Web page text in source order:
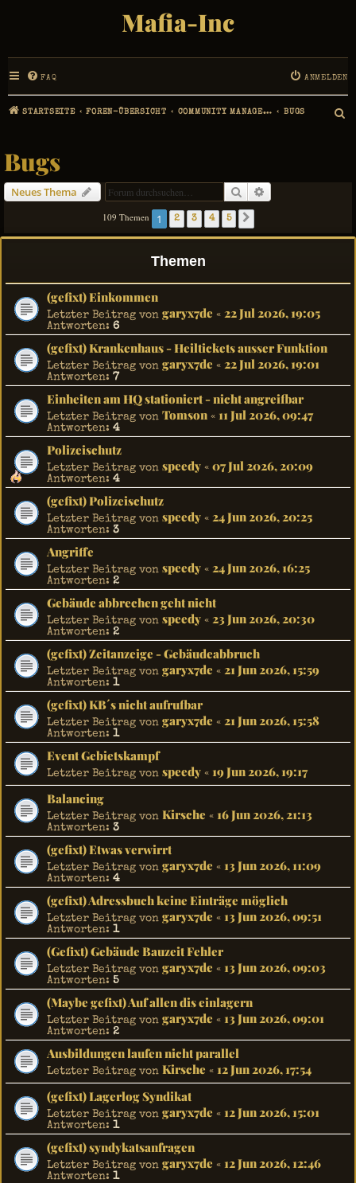
Mafia-Inc
FAQ ANMELDEN
STARTSEITE FOREN-ÜBERSICHT COMMUNITY MANAGEMENT BUGS
Bugs
Neues Thema Suche
109 Themen 1 2 3 4 5
Themen
(gefixt) Einkommen
Letzter Beitrag von garyx7de « 22 Jul 2026, 19:05
Antworten: 6
(gefixt) Krankenhaus - Heiltickets ausser Funktion
Letzter Beitrag von garyx7de « 22 Jul 2026, 19:01
Antworten: 7
Einheiten am HQ stationiert - nicht angreifbar
Letzter Beitrag von Tomson « 11 Jul 2026, 09:47
Antworten: 4
Polizeischutz
Letzter Beitrag von speedy « 07 Jul 2026, 20:09
Antworten: 4
(gefixt) Polizeischutz
Letzter Beitrag von speedy « 24 Jun 2026, 20:25
Antworten: 3
Angriffe
Letzter Beitrag von speedy « 24 Jun 2026, 16:25
Antworten: 2
Gebäude abbrechen geht nicht
Letzter Beitrag von speedy « 23 Jun 2026, 20:30
Antworten: 2
(gefixt) Zeitanzeige - Gebäudeabbruch
Letzter Beitrag von garyx7de « 21 Jun 2026, 15:59
Antworten: 1
(gefixt) KB´s nicht aufrufbar
Letzter Beitrag von garyx7de « 21 Jun 2026, 15:58
Antworten: 1
Event Gebietskampf
Letzter Beitrag von speedy « 19 Jun 2026, 19:17
Balancing
Letzter Beitrag von Kirsche « 16 Jun 2026, 21:13
Antworten: 3
(gefixt) Etwas verwirrt
Letzter Beitrag von garyx7de « 13 Jun 2026, 11:09
Antworten: 4
(gefixt) Adressbuch keine Einträge möglich
Letzter Beitrag von garyx7de « 13 Jun 2026, 09:51
Antworten: 1
(Gefixt) Gebäude Bauzeit Fehler
Letzter Beitrag von garyx7de « 13 Jun 2026, 09:03
Antworten: 5
(Maybe gefixt) Auf allen dis einlagern
Letzter Beitrag von garyx7de « 13 Jun 2026, 09:01
Antworten: 2
Ausbildungen laufen nicht parallel
Letzter Beitrag von Kirsche « 12 Jun 2026, 17:54
(gefixt) Lagerlog Syndikat
Letzter Beitrag von garyx7de « 12 Jun 2026, 15:01
Antworten: 1
(gefixt) syndykatsanfragen
Letzter Beitrag von garyx7de « 12 Jun 2026, 12:46
Antworten: 1